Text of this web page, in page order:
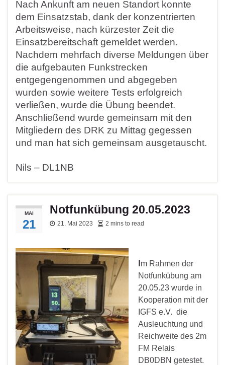
Nach Ankunft am neuen Standort konnte
dem Einsatzstab, dank der konzentrierten
Arbeitsweise, nach kürzester Zeit die
Einsatzbereitschaft gemeldet werden.
Nachdem mehrfach diverse Meldungen über
die aufgebauten Funkstrecken
entgegengenommen und abgegeben
wurden sowie weitere Tests erfolgreich
verließen, wurde die Übung beendet.
Anschließend wurde gemeinsam mit den
Mitgliedern des DRK zu Mittag gegessen
und man hat sich gemeinsam ausgetauscht.
Nils – DL1NB
MAI
21
Notfunkübung 20.05.2023
21. Mai 2023 2 mins to read
Im Rahmen der
Notfunkübung am
20.05.23 wurde in
Kooperation mit der
IGFS e.V. die
Ausleuchtung und
Reichweite des 2m
FM Relais
DB0DBN getestet.